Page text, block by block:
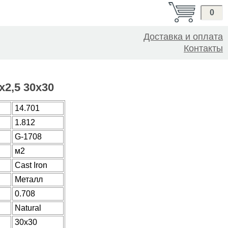
0
Доставка и оплата
Контакты
30x30
14.701
1.812
G-1708
м2
Cast Iron
Металл
0.708
Natural
30x30